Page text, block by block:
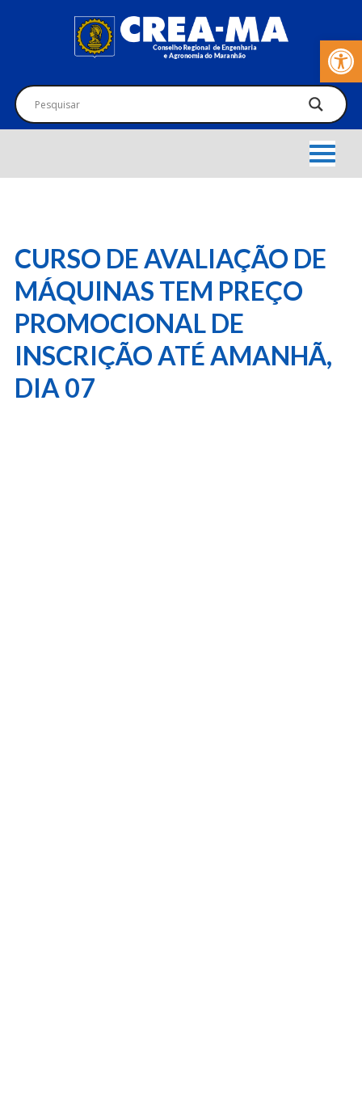
Barra de
CURSO DE AVALIAÇÃO DE
MÁQUINAS TEM PREÇO
PROMOCIONAL DE
INSCRIÇÃO ATÉ AMANHÃ,
DIA 07